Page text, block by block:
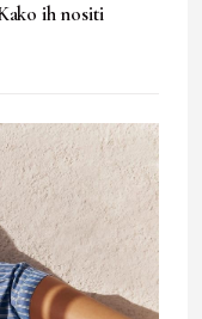
ih nositi